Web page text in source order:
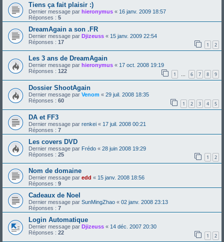
Tiens ça fait plaisir :)
Dernier message par hieronymus « 16 janv. 2009 18:57
Réponses : 5
DreamAgain a son .FR
Dernier message par Djizeuss « 15 janv. 2009 22:54
Réponses : 17 1 2
Les 3 ans de DreamAgain
Dernier message par hieronymus « 17 oct. 2008 19:19
Réponses : 122 1 … 6 7 8 9
Dossier ShootAgain
Dernier message par Venom « 29 juil. 2008 18:35
Réponses : 60 1 2 3 4 5
DA et FF3
Dernier message par renkei « 17 juil. 2008 00:21
Réponses : 7
Les covers DVD
Dernier message par Frédo « 28 juin 2008 19:29
Réponses : 25 1 2
Nom de domaine
Dernier message par edd « 15 janv. 2008 18:56
Réponses : 9
Cadeaux de Noel
Dernier message par SunMingZhao « 02 janv. 2008 23:13
Réponses : 7
Login Automatique
Dernier message par Djizeuss « 14 déc. 2007 20:30
Réponses : 22 1 2